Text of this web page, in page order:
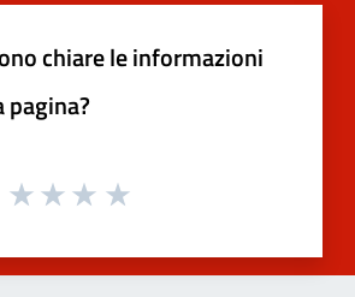
chiare le informazioni
pagina?